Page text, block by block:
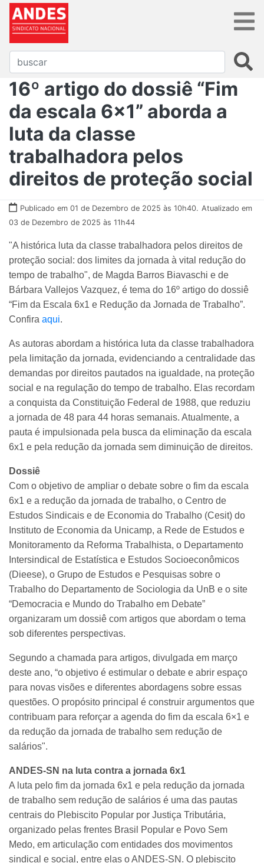
16º artigo do dossiê “Fim
da escala 6x1” aborda a
luta da classe
trabalhadora pelos
direitos de proteção social
Publicado em 01 de Dezembro de 2025 às 10h40. Atualizado em
03 de Dezembro de 2025 às 11h44
"A histórica luta da classe trabalhadora pelos direitos de
proteção social: dos limites da jornada à vital redução do
tempo de trabalho", de Magda Barros Biavaschi e de
Bárbara Vallejos Vazquez, é tema do 16º artigo do dossiê
“Fim da Escala 6x1 e Redução da Jornada de Trabalho”.
Confira aqui.
As autoras abordam a histórica luta da classe trabalhadora
pela limitação da jornada, evidenciando a centralidade das
demandas por direitos pautados na igualdade, na proteção
social e na regulação do tempo de trabalho. Elas recordam
a conquista da Constituição Federal de 1988, que reduziu
a jornada de 48 para 44 horas semanais. Atualmente, a
pauta é impulsionada pela busca da eliminação da escala
6x1 e pela redução da jornada sem diminuição de direitos.
Dossiê
Com o objetivo de ampliar o debate sobre o fim da escala
6x1 e a redução da jornada de trabalho, o Centro de
Estudos Sindicais e de Economia do Trabalho (Cesit) do
Instituto de Economia da Unicamp, a Rede de Estudos e
Monitoramento da Reforma Trabalhista, o Departamento
Intersindical de Estatística e Estudos Socioeconômicos
(Dieese), o Grupo de Estudos e Pesquisas sobre o
Trabalho do Departamento de Sociologia da UnB e o site
“Democracia e Mundo do Trabalho em Debate”
organizaram um dossiê com artigos que abordam o tema
sob diferentes perspectivas.
Segundo a chamada para artigos, divulgada em março
deste ano, “o objetivo é estimular o debate e abrir espaço
para novas visões e diferentes abordagens sobre essas
questões. O propósito principal é construir argumentos que
contribuam para reforçar a agenda do fim da escala 6×1 e
da redução da jornada de trabalho sem redução de
salários".
ANDES-SN na luta contra a jornada 6x1
A luta pelo fim da jornada 6x1 e pela redução da jornada
de trabalho sem redução de salários é uma das pautas
centrais do Plebiscito Popular por Justiça Tributária,
organizado pelas frentes Brasil Popular e Povo Sem
Medo, em articulação com entidades dos movimentos
sindical e social, entre elas o ANDES-SN. O plebiscito